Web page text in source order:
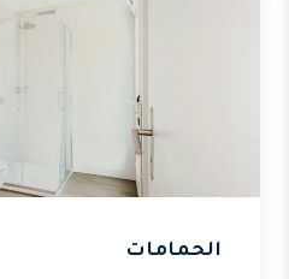
الحمامات